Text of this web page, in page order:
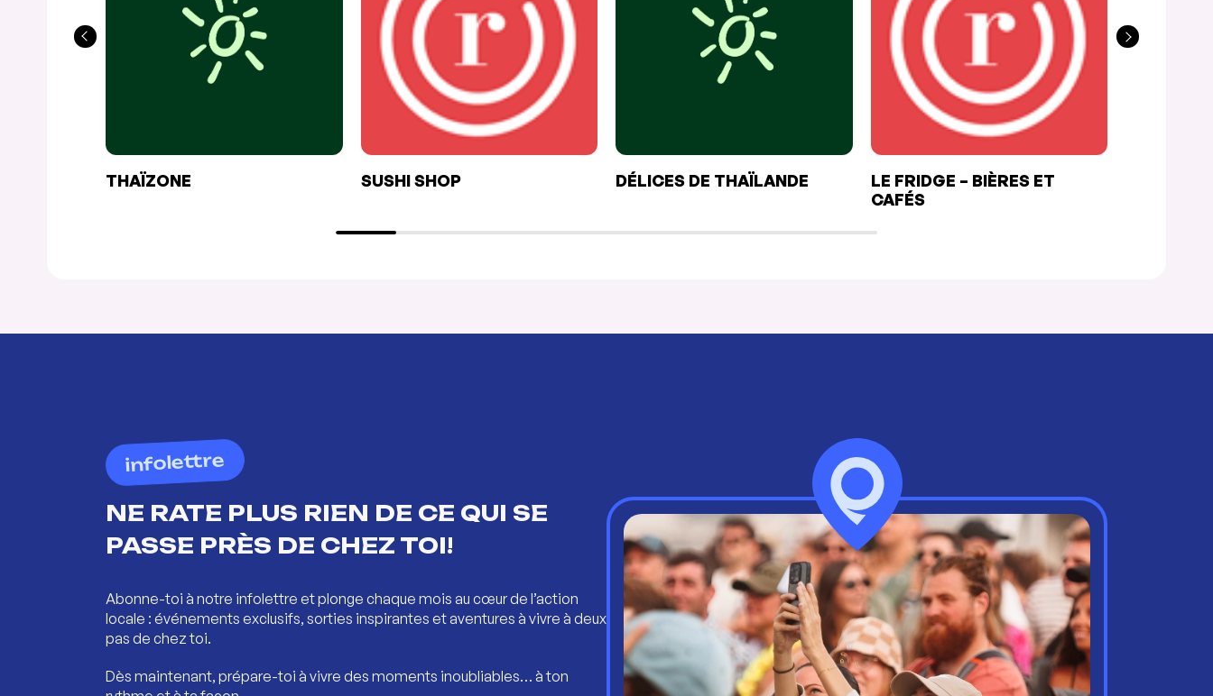
THAÏZONE SUSHI SHOP DÉLICES DE THAÏLANDE
LE FRIDGE – BIÈRES ET
CAFÉS
infolettre
NE RATE PLUS RIEN DE CE QUI SE
PASSE PRÈS DE CHEZ TOI!
Abonne-toi à notre infolettre et plonge chaque mois au cœur de l’action
locale : événements exclusifs, sorties inspirantes et aventures à vivre à deux
pas de chez toi.
Dès maintenant, prépare-toi à vivre des moments inoubliables… à ton